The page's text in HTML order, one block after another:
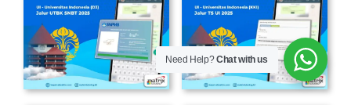
Need Help?Chat with us